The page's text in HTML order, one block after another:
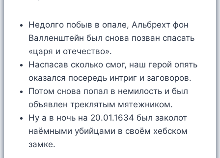
Недолго побыв в опале, Альбрехт фон
Валленштейн был снова позван спасать
«царя и отечество».
Наспасав сколько смог, наш герой опять
оказался посередь интриг и заговоров.
Потом снова попал в немилость и был
объявлен треклятым мятежником.
Ну а в ночь на 20.01.1634 был заколот
наёмными убийцами в своём хебском
замке.